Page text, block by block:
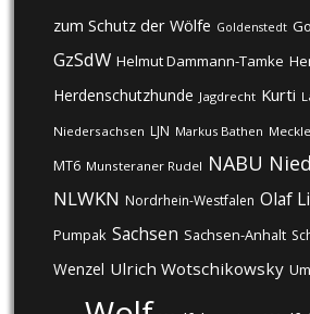
zum Schutz der Wölfe Goldenstedt
GzSdW Helmut Dammann-Tamke
Herdenschutzhunde Jagdrecht Kurti
Niedersachsen LJN Markus Bathen
MT6 Munsteraner Rudel NABU
NLWKN Nordrhein-Westfalen Olaf
Pumpak Sachsen Sachsen-Anhalt
Wenzel Ulrich Wotschikowsky